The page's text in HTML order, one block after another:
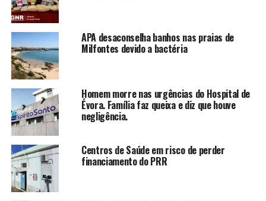
APA desaconselha banhos nas praias de
Milfontes devido a bactéria
Homem morre nas urgências do Hospital de
Évora. Família faz queixa e diz que houve
negligência.
Centros de Saúde em risco de perder
financiamento do PRR